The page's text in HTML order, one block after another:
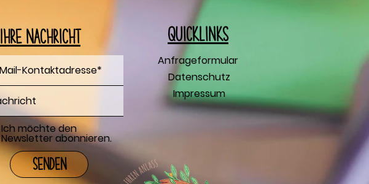
Ihre Nachricht
Ich möchte den
Newsletter abonnieren.
Senden
Quicklinks
Anfrageformular
Datenschutz
Impressum